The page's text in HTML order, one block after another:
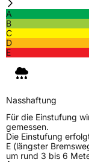
A
B
C
D
E
Nasshaftung
Für die Einstufung
gemessen.
Die Einstufung
E (längster
um rund 3 bis 6